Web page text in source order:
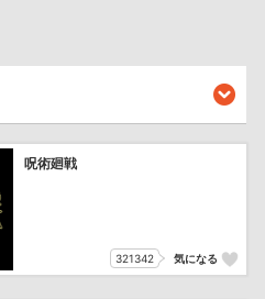
呪術廻戦
321342 気になる